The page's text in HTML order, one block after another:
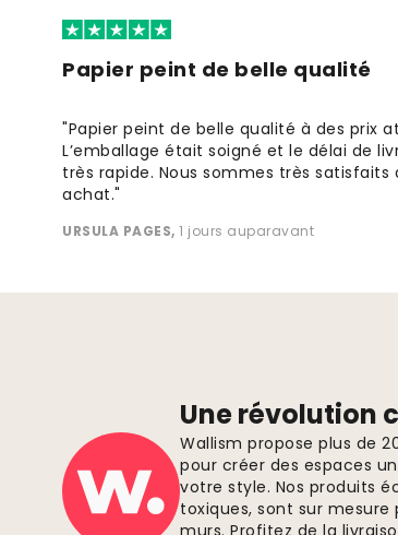
Papier peint de belle qualité
"Papier peint de belle qualité à des prix
L’emballage était soigné et le délai de
très rapide. Nous sommes très satisfaits
achat."
URSULA PAGES, 1 jours auparavant
Une révolution
Wallism propose plus de
pour créer des espaces
votre style. Nos produits
toxiques, sont sur